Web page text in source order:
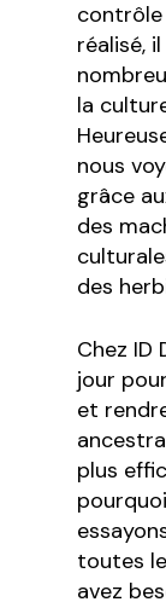
contrôle
réalisé,
la
nous
grâce
des
des
Chez ID
jour
et
plus
toutes
avez